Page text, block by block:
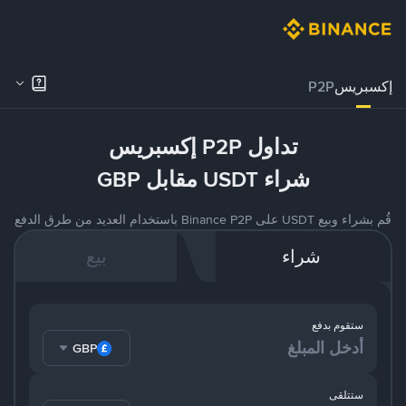
إكسبريسP2P
تداول P2P إكسبريس
شراء USDT مقابل GBP
قُم بشراء وبيع USDT على Binance P2P باستخدام العديد من طرق الدفع
شراء بيع
ستقوم بدفع
GBP
ستتلقى